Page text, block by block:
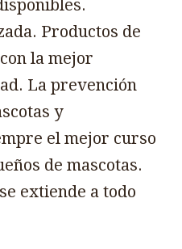
Productos de
la mejor
La prevención
y
el mejor curso
de mascotas.
extiende a todo